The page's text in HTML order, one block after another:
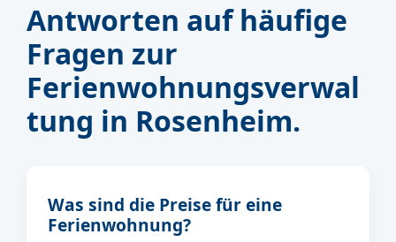
Antworten auf häufige
Fragen zur
Ferienwohnungsverwal
tung in Rosenheim.
Was sind die Preise für eine
Ferienwohnung?